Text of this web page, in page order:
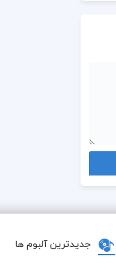
جدیدترین آلبوم ها